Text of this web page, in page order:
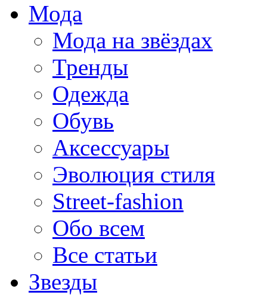
Мода
Мода на звёздах
Тренды
Одежда
Обувь
Аксессуары
Эволюция стиля
Street-fashion
Обо всем
Все статьи
Звезды